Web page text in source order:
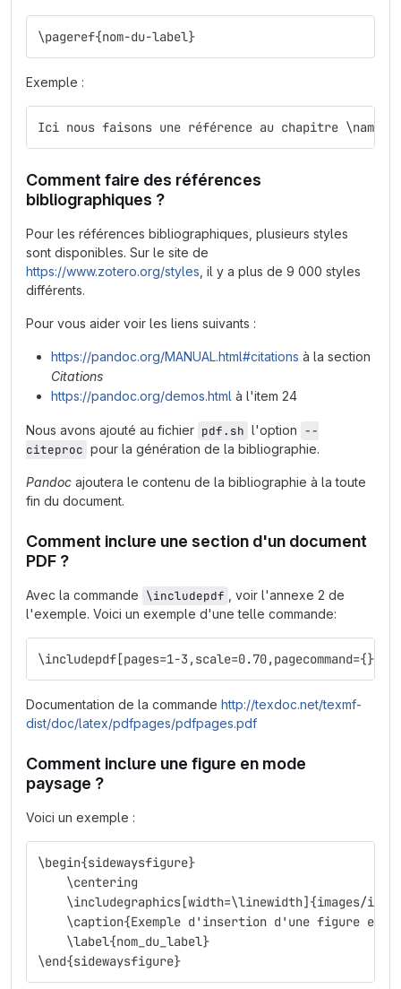
\pageref{nom-du-label}
Exemple :
Ici nous faisons une référence au chapitre
Comment faire des références
bibliographiques ?
Pour les références bibliographiques, plusieurs styles
sont disponibles. Sur le site de
https://www.zotero.org/styles , il y a plus de 9 000 styles
différents.
Pour vous aider voir les liens suivants :
https://pandoc.org/MANUAL.html#citations à la section
Citations
https://pandoc.org/demos.html à l'item 24
Nous avons ajouté au fichier pdf.sh l'option --
citeproc pour la génération de la bibliographie.
Pandoc ajoutera le contenu de la bibliographie à la toute
fin du document.
Comment inclure une section d'un document
PDF ?
Avec la commande \includepdf
, voir l'annexe 2 de
l'exemple. Voici un exemple d'une telle commande:
\includepdf[pages=1-
Documentation de la commande http://texdoc.net/texmf-
dist/doc/latex/pdfpages/pdfpages.pdf
Comment inclure une figure en mode
paysage ?
Voici un exemple :
\begin{sidewaysfigure}
    \centering
\includegraphics[width=\linewidth]{images/
\caption{Exemple d'insertion d'une figure en
    \label{nom_du_label}
\end{sidewaysfigure}